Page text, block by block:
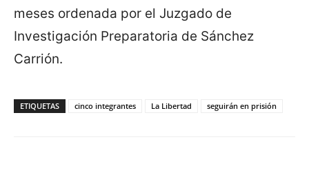
meses ordenada por el Juzgado de
Investigación Preparatoria de Sánchez
Carrión.
ETIQUETAS cinco integrantes La Libertad seguirán en prisión